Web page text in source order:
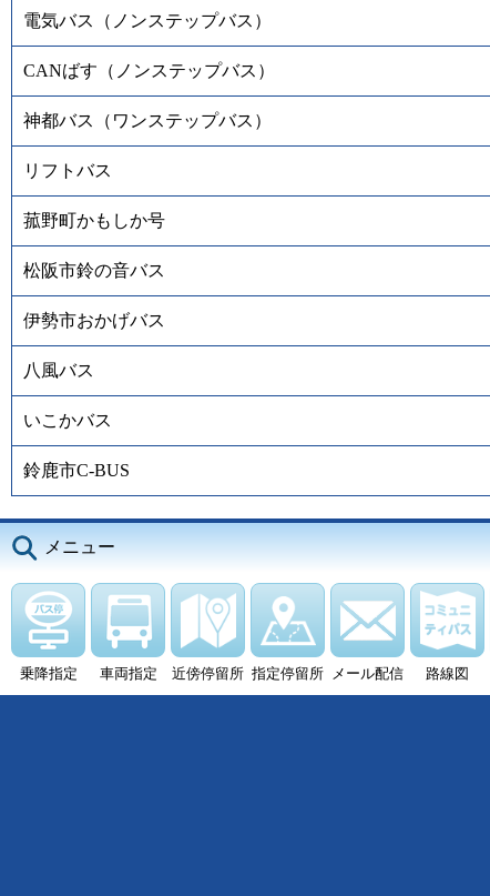
電気バス（ノンステップバス）
CANばす（ノンステップバス）
神都バス（ワンステップバス）
リフトバス
菰野町かもしか号
松阪市鈴の音バス
伊勢市おかげバス
八風バス
いこかバス
鈴鹿市C-BUS
メニュー
乗降指定 車両指定 近傍停留所 指定停留所 メール配信 路線図